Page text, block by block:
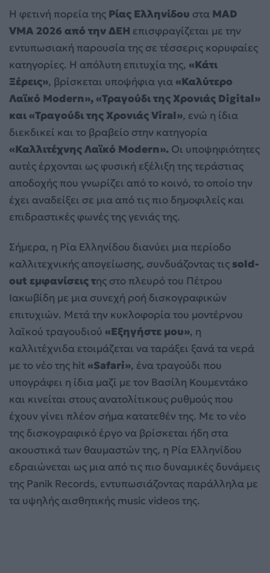
Η φετινή πορεία της Ρίας Ελληνίδου στα MAD
VMA 2026 από την ΔΕΗ επισφραγίζεται με την
εντυπωσιακή παρουσία της σε τέσσερις κορυφαίες
κατηγορίες. Η απόλυτη επιτυχία της, «Κάτι
Ξέρεις», βρίσκεται υποψήφια για«Καλύτερο
Λαϊκό Modern», «Τραγούδι της Χρονιάς Digital»
και «Τραγούδι της Χρονιάς Viral», ενώ η ίδια
διεκδικεί και το βραβείο στην κατηγορία
«Καλλιτέχνης Λαϊκό Modern». Οι υποψηφιότητες
αυτές έρχονται ως φυσική εξέλιξη της τεράστιας
αποδοχής που γνωρίζει από το κοινό, το οποίο την
έχει αναδείξει σε μια από τις πιο δημοφιλείς και
επιδραστικές φωνές της γενιάς της.
Σήμερα, η Ρία Ελληνίδου διανύει μια περίοδο
καλλιτεχνικής απογείωσης, συνδυάζοντας τις sold-
out εμφανίσεις της στο πλευρό του Πέτρου
Ιακωβίδη με μια συνεχή ροή δισκογραφικών
επιτυχιών. Μετά την κυκλοφορία του μοντέρνου
λαϊκού τραγουδιού «Εξηγήστε μου», η
καλλιτέχνιδα ετοιμάζεται να ταράξει ξανά τα νερά
με το νέο της hit«Safari», ένα τραγούδι που
υπογράφει η ίδια μαζί με τον Βασίλη Κουμεντάκο
και κινείται στους ανατολίτικους ρυθμούς που
έχουν γίνει πλέον σήμα κατατεθέν της. Με το νέο
της δισκογραφικό έργο να βρίσκεται ήδη στα
ακουστικά των θαυμαστών της, η Ρία Ελληνίδου
εδραιώνεται ως μια από τις πιο δυναμικές δυνάμεις
της Panik Records, εντυπωσιάζοντας παράλληλα με
τα υψηλής αισθητικής music videos της.